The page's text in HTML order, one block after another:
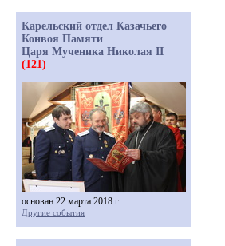
Карельский отдел Казачьего
Конвоя Памяти
Царя Мученика Николая II
(121)
основан 22 марта 2018 г.
Другие события